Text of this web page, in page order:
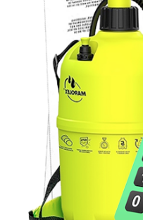
препарата
и
Инструктаж
нельзя
Какие зоны